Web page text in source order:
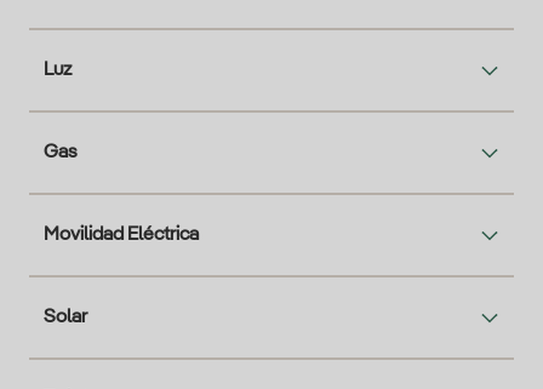
Luz
Gas
Movilidad Eléctrica
Solar